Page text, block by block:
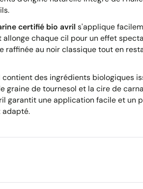
certifié bio avril s'applique
chaque cil pour un effet
raffinée au noir classique tout en
des ingrédients biologiques
graine de tournesol et la cire de
garantit une application facile et un
adapté.